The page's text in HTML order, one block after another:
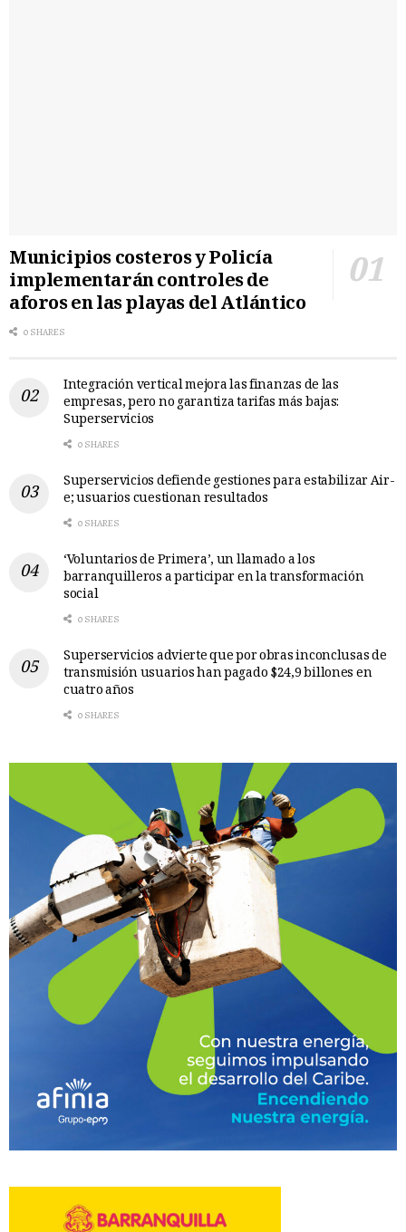
Municipios costeros y Policía
implementarán controles de
aforos en las playas del Atlántico
0 SHARES
Integración vertical mejora las finanzas de las
empresas, pero no garantiza tarifas más bajas:
Superservicios
0 SHARES
Superservicios defiende gestiones para estabilizar Air-
e; usuarios cuestionan resultados
0 SHARES
‘Voluntarios de Primera’, un llamado a los
barranquilleros a participar en la transformación
social
0 SHARES
Superservicios advierte que por obras inconclusas de
transmisión usuarios han pagado $24,9 billones en
cuatro años
0 SHARES